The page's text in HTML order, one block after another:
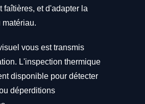
faîtières, et d'adapter la
matériau.
vous est transmis
L'inspection thermique
disponible pour détecter
déperditions